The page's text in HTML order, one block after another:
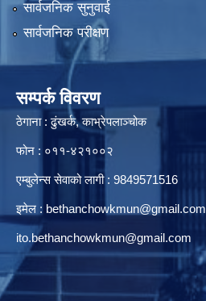
सार्वजनिक सुनुवाई
सार्वजनिक परीक्षण
सम्पर्क विवरण
ठेगाना : ढुंखर्क, काभ्रेपलाञ्चोक
फोन : ०११-४२१००२
एम्बुलेन्स सेवाको लागी : 9849571516
इमेल : bethanchowkmun@gmail.com
ito.bethanchowkmun@gmail.com